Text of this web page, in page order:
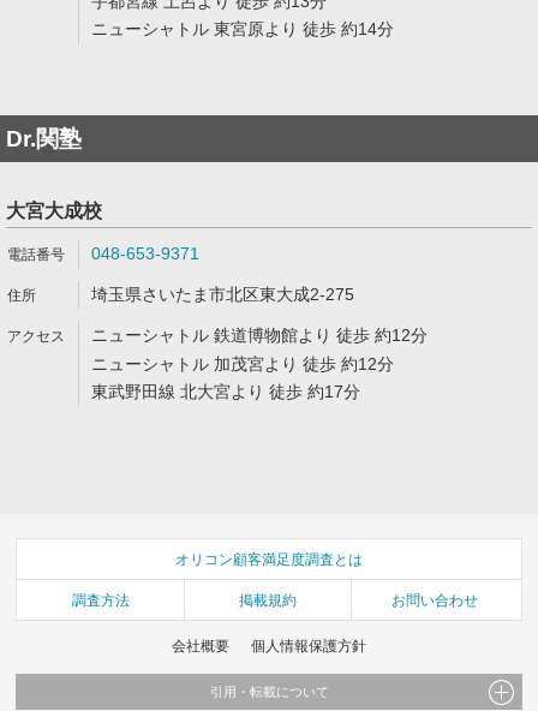
ニューシャトル 東宮原より 徒歩 約14分
Dr.関塾
大宮大成校
048-653-9371
埼玉県さいたま市北区東大成2-275
ニューシャトル 鉄道博物館より 徒歩 約12分
ニューシャトル 加茂宮より 徒歩 約12分
東武野田線 北大宮より 徒歩 約17分
オリコン顧客満足度調査とは
調査方法 掲載規約 お問い合わせ
会社概要 個人情報保護方針
引用・転載について